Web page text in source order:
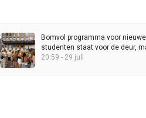
Bomvol programma voor nieuwe
studenten staat voor de deur,
KEI-lopers daalt al jaren
20:59 - 29 juli